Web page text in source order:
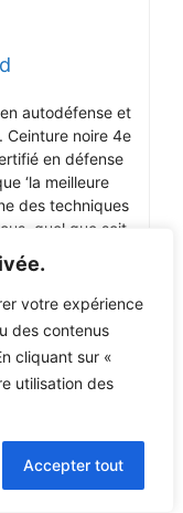
votre expérience
des contenus
cliquant sur «
utilisation des
Accepter tout
autodéfense et
Ceinture noire 4e
en défense
‘la meilleure
des techniques
quel que soit
moi pour
en confiance.
:
Que Vous